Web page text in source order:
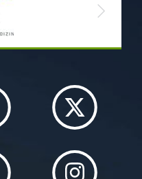
Next